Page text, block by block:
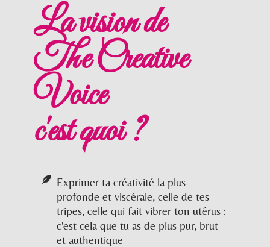
La vision de
The Creative
Voice
c'est quoi ?
Exprimer ta créativité la plus
profonde et viscérale, celle de tes
tripes, celle qui fait vibrer ton utérus :
c'est cela que tu as de plus pur, brut
et authentique